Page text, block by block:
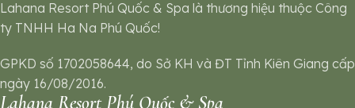
Lahana Resort Phú Quốc & Spa là thương hiệu thuộc Công
ty TNHH Ha Na Phú Quốc!
GPKD số 1702058644, do Sở KH và ĐT Tỉnh Kiên Giang cấp
ngày 16/08/2016.
Lahana Resort Phú Quốc & Spa